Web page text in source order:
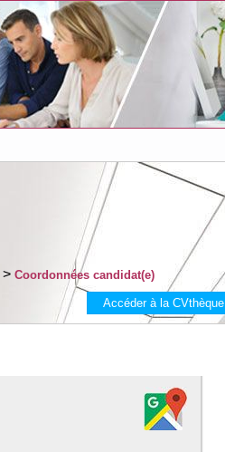
> Coordonnées candidat(e)
Accéder à la CVthèque